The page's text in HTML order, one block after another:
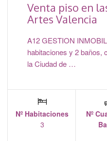
Venta piso en
Artes Valencia
A12 GESTION
habitaciones y 2 baños,
la Ciudad de …
Nº Habitaciones
3
Nº